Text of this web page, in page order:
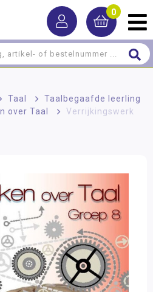
0
Taal >
Taalbegaafde leerling
over Taal >
Verrijkingswerk